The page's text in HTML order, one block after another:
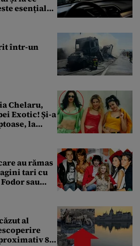
esențial
într-un
Chelaru,
Și-a
la
au rămas
tari cu
sau
al
80